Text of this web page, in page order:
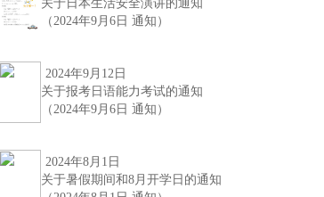
关于日本生活安全演讲的通知
（2024年9月6日 通知）
2024年9月12日
关于报考日语能力考试的通知
（2024年9月6日 通知）
2024年8月1日
关于暑假期间和8月开学日的通知